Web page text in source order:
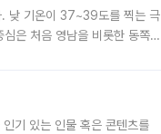
. 낮 기온이 37~39도를 찍는 극
은 처음 영남을 비롯한 동쪽
기 있는 인물 혹은 콘텐츠를